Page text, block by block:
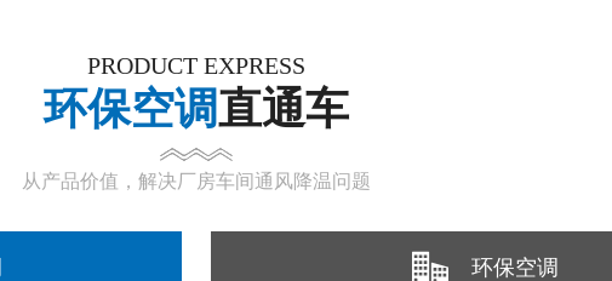
PRODUCT EXPRESS
环保空调直通车
从产品价值，解决厂房车间通风降温问题
环保空调